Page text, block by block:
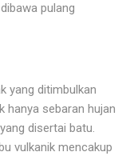
pulang
yang ditimbulkan
hanya sebaran hujan
disertai batu.
vulkanik mencakup